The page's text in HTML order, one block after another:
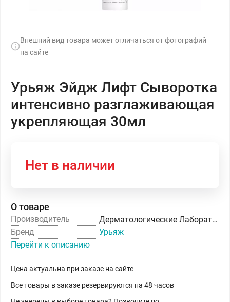
Внешний вид товара может отличаться от фотографий
на сайте
Урьяж Эйдж Лифт Сыворотка
интенсивно разглаживающая
укрепляющая 30мл
Нет в наличии
О товаре
Производитель
Дерматологические Лаборатории УРЬЯЖ
Бренд
Урьяж
Перейти к описанию
Цена актуальна при заказе на сайте
Все товары в заказе резервируются на 48 часов